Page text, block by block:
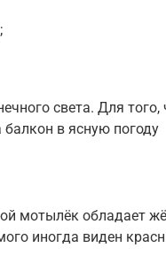
света. Для того,
в ясную погоду
мотылёк обладает
иногда виден